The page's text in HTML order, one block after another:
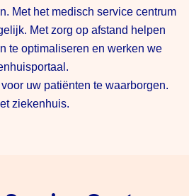
Met het medisch service centrum
Met zorg op afstand helpen
te optimaliseren en werken we
uw patiënten te waarborgen.
ziekenhuis.